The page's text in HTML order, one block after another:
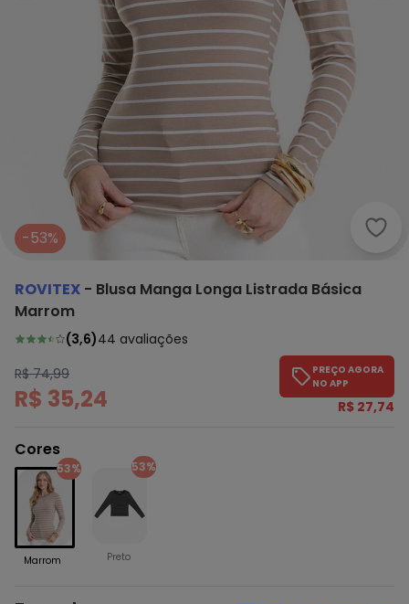
-53%
ROVITEX - Blusa Manga Longa Listrada Básica
Marrom
(3,6)44 avaliações
R$ 74,99
R$ 35,24
PREÇO AGORA
NO APP
R$ 27,74
Cores
53%
Marrom
53%
Preto